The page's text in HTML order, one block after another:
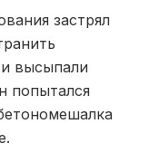
застрял
высыпали
попытался